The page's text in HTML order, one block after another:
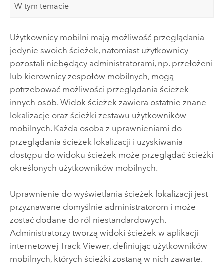
W tym temacie
Użytkownicy mobilni mają możliwość przeglądania
jedynie swoich ścieżek, natomiast użytkownicy
pozostali niebędący administratorami, np. przełożeni
lub kierownicy zespołów mobilnych, mogą
potrzebować możliwości przeglądania ścieżek
innych osób. Widok ścieżek zawiera ostatnie znane
lokalizacje oraz ścieżki zestawu użytkowników
mobilnych. Każda osoba z uprawnieniami do
przeglądania ścieżek lokalizacji i uzyskiwania
dostępu do widoku ścieżek może przeglądać ścieżki
określonych użytkowników mobilnych.
Uprawnienie do wyświetlania ścieżek lokalizacji jest
przyznawane domyślnie administratorom i może
zostać dodane do ról niestandardowych.
Administratorzy tworzą widoki ścieżek w aplikacji
internetowej Track Viewer, definiując użytkowników
mobilnych, których ścieżki zostaną w nich zawarte.